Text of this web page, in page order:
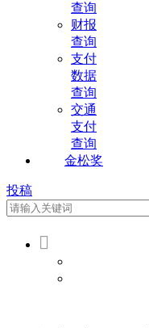
查询
财报
查询
支付
数据
查询
交通
支付
查询
金松奖
投稿
